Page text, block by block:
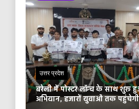
उत्तर प्रदेश
बरेली में पोस्टर लॉन्च के साथ शुरू
अभियान, हजारों युवाओं तक